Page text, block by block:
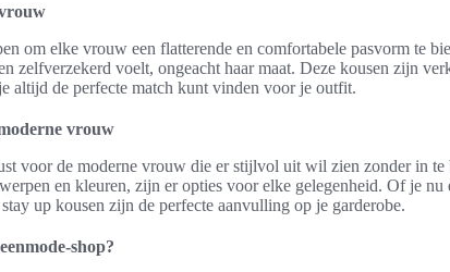
om elke vrouw een flatterende en comfortabele pasvorm te
zelfverzekerd voelt, ongeacht haar maat. Deze kousen zijn
altijd de perfecte match kunt vinden voor je outfit.
vrouw
voor de moderne vrouw die er stijlvol uit wil zien zonder in te
en kleuren, zijn er opties voor elke gelegenheid. Of je nu
up kousen zijn de perfecte aanvulling op je garderobe.
shop?